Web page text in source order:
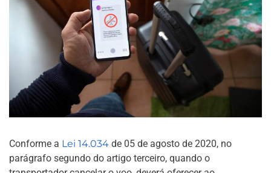
Conforme a Lei 14.034 de 05 de agosto de 2020, no
parágrafo segundo do artigo terceiro, quando o